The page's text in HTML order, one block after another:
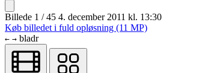
Billede 1 / 45 4. december 2011 kl. 13:30
Køb billedet i fuld opløsning (11 MP)
← → bladr